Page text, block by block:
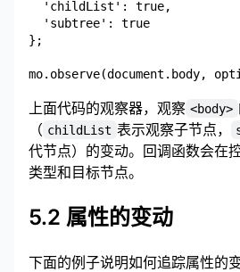
  'childList': true,
  'subtree': true
};
上面代码的观察器，观察 <body>
（ childList 表示观察子节点，
代节点）的变动。回调函数会在
类型和目标节点。
5.2 属性的变动
下面的例子说明如何追踪属性的变